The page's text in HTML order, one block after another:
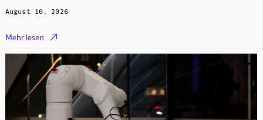
August 10, 2026
Mehr lesen 